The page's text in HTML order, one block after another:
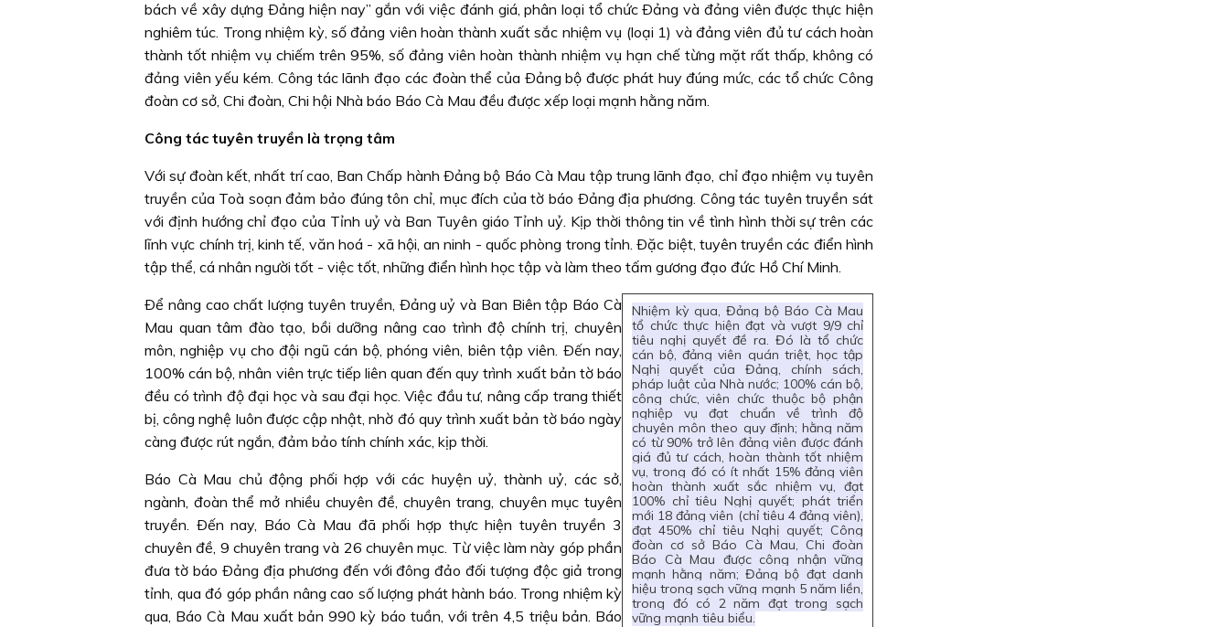
bách về xây dựng Ðảng hiện nay” gắn với việc đánh giá, phân loại tổ chức Ðảng và đảng viên được thực hiện
nghiêm túc. Trong nhiệm kỳ, số đảng viên hoàn thành xuất sắc nhiệm vụ (loại 1) và đảng viên đủ tư cách hoàn
thành tốt nhiệm vụ chiếm trên 95%, số đảng viên hoàn thành nhiệm vụ hạn chế từng mặt rất thấp, không có
đảng viên yếu kém. Công tác lãnh đạo các đoàn thể của Ðảng bộ được phát huy đúng mức, các tổ chức Công
đoàn cơ sở, Chi đoàn, Chi hội Nhà báo Báo Cà Mau đều được xếp loại mạnh hằng năm.
Công tác tuyên truyền là trọng tâm
Với sự đoàn kết, nhất trí cao, Ban Chấp hành Ðảng bộ Báo Cà Mau tập trung lãnh đạo, chỉ đạo nhiệm vụ tuyên
truyền của Toà soạn đảm bảo đúng tôn chỉ, mục đích của tờ báo Ðảng địa phương. Công tác tuyên truyền sát
với định hướng chỉ đạo của Tỉnh uỷ và Ban Tuyên giáo Tỉnh uỷ. Kịp thời thông tin về tình hình thời sự trên các
lĩnh vực chính trị, kinh tế, văn hoá - xã hội, an ninh - quốc phòng trong tỉnh. Ðặc biệt, tuyên truyền các điển hình
tập thể, cá nhân người tốt - việc tốt, những điển hình học tập và làm theo tấm gương đạo đức Hồ Chí Minh.
Nhiệm kỳ qua, Đảng bộ Báo Cà Mau
tổ chức thực hiện đạt và vượt 9/9 chỉ
tiêu nghị quyết đề ra. Đó là tổ chức
cán bộ, đảng viên quán triệt, học tập
Nghị quyết của Đảng, chính sách,
pháp luật của Nhà nước; 100% cán bộ,
công chức, viên chức thuộc bộ phận
nghiệp vụ đạt chuẩn về trình độ
chuyên môn theo quy định; hằng năm
có từ 90% trở lên đảng viên được đánh
giá đủ tư cách, hoàn thành tốt nhiệm
vụ, trong đó có ít nhất 15% đảng viên
hoàn thành xuất sắc nhiệm vụ, đạt
100% chỉ tiêu Nghị quyết; phát triển
mới 18 đảng viên (chỉ tiêu 4 đảng viên),
đạt 450% chỉ tiêu Nghị quyết; Công
đoàn cơ sở Báo Cà Mau, Chi đoàn
Báo Cà Mau được công nhận vững
mạnh hằng năm; Đảng bộ đạt danh
hiệu trong sạch vững mạnh 5 năm liền,
trong đó có 2 năm đạt trong sạch
vững mạnh tiêu biểu.
Ðể nâng cao chất lượng tuyên truyền, Ðảng uỷ và Ban Biên tập Báo Cà
Mau quan tâm đào tạo, bồi dưỡng nâng cao trình độ chính trị, chuyên
môn, nghiệp vụ cho đội ngũ cán bộ, phóng viên, biên tập viên. Ðến nay,
100% cán bộ, nhân viên trực tiếp liên quan đến quy trình xuất bản tờ báo
đều có trình độ đại học và sau đại học. Việc đầu tư, nâng cấp trang thiết
bị, công nghệ luôn được cập nhật, nhờ đó quy trình xuất bản tờ báo ngày
càng được rút ngắn, đảm bảo tính chính xác, kịp thời.
Báo Cà Mau chủ động phối hợp với các huyện uỷ, thành uỷ, các sở,
ngành, đoàn thể mở nhiều chuyên đề, chuyên trang, chuyên mục tuyên
truyền. Ðến nay, Báo Cà Mau đã phối hợp thực hiện tuyên truyền 3
chuyên đề, 9 chuyên trang và 26 chuyên mục. Từ việc làm này góp phần
đưa tờ báo Ðảng địa phương đến với đông đảo đối tượng độc giả trong
tỉnh, qua đó góp phần nâng cao số lượng phát hành báo. Trong nhiệm kỳ
qua, Báo Cà Mau xuất bản 990 kỳ báo tuần, với trên 4,5 triệu bản. Báo